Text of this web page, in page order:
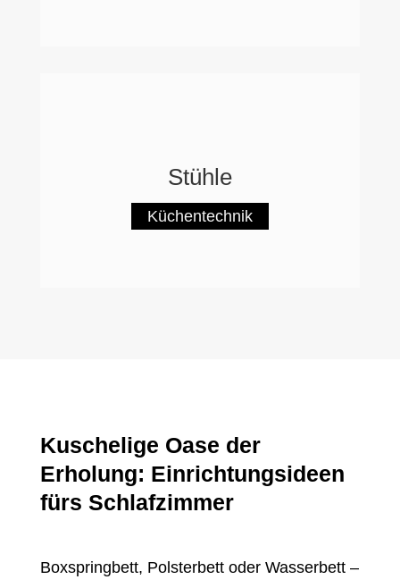
Stühle
Küchentechnik
Kuschelige Oase der
Erholung: Einrichtungsideen
fürs Schlafzimmer
Boxspringbett, Polsterbett oder Wasserbett –